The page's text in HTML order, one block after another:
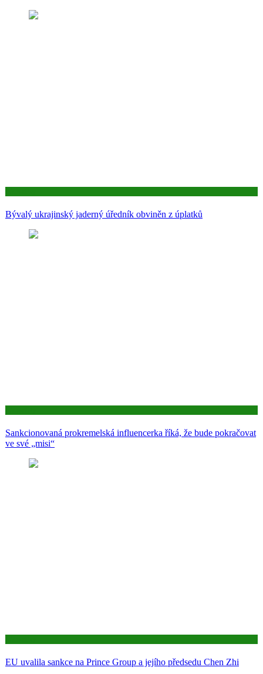
Bývalý ukrajinský jaderný úředník obviněn z úplatků
Sankcionovaná prokremelská influencerka říká, že bude pokračovat
ve své „misi“
EU uvalila sankce na Prince Group a jejího předsedu Chen Zhi